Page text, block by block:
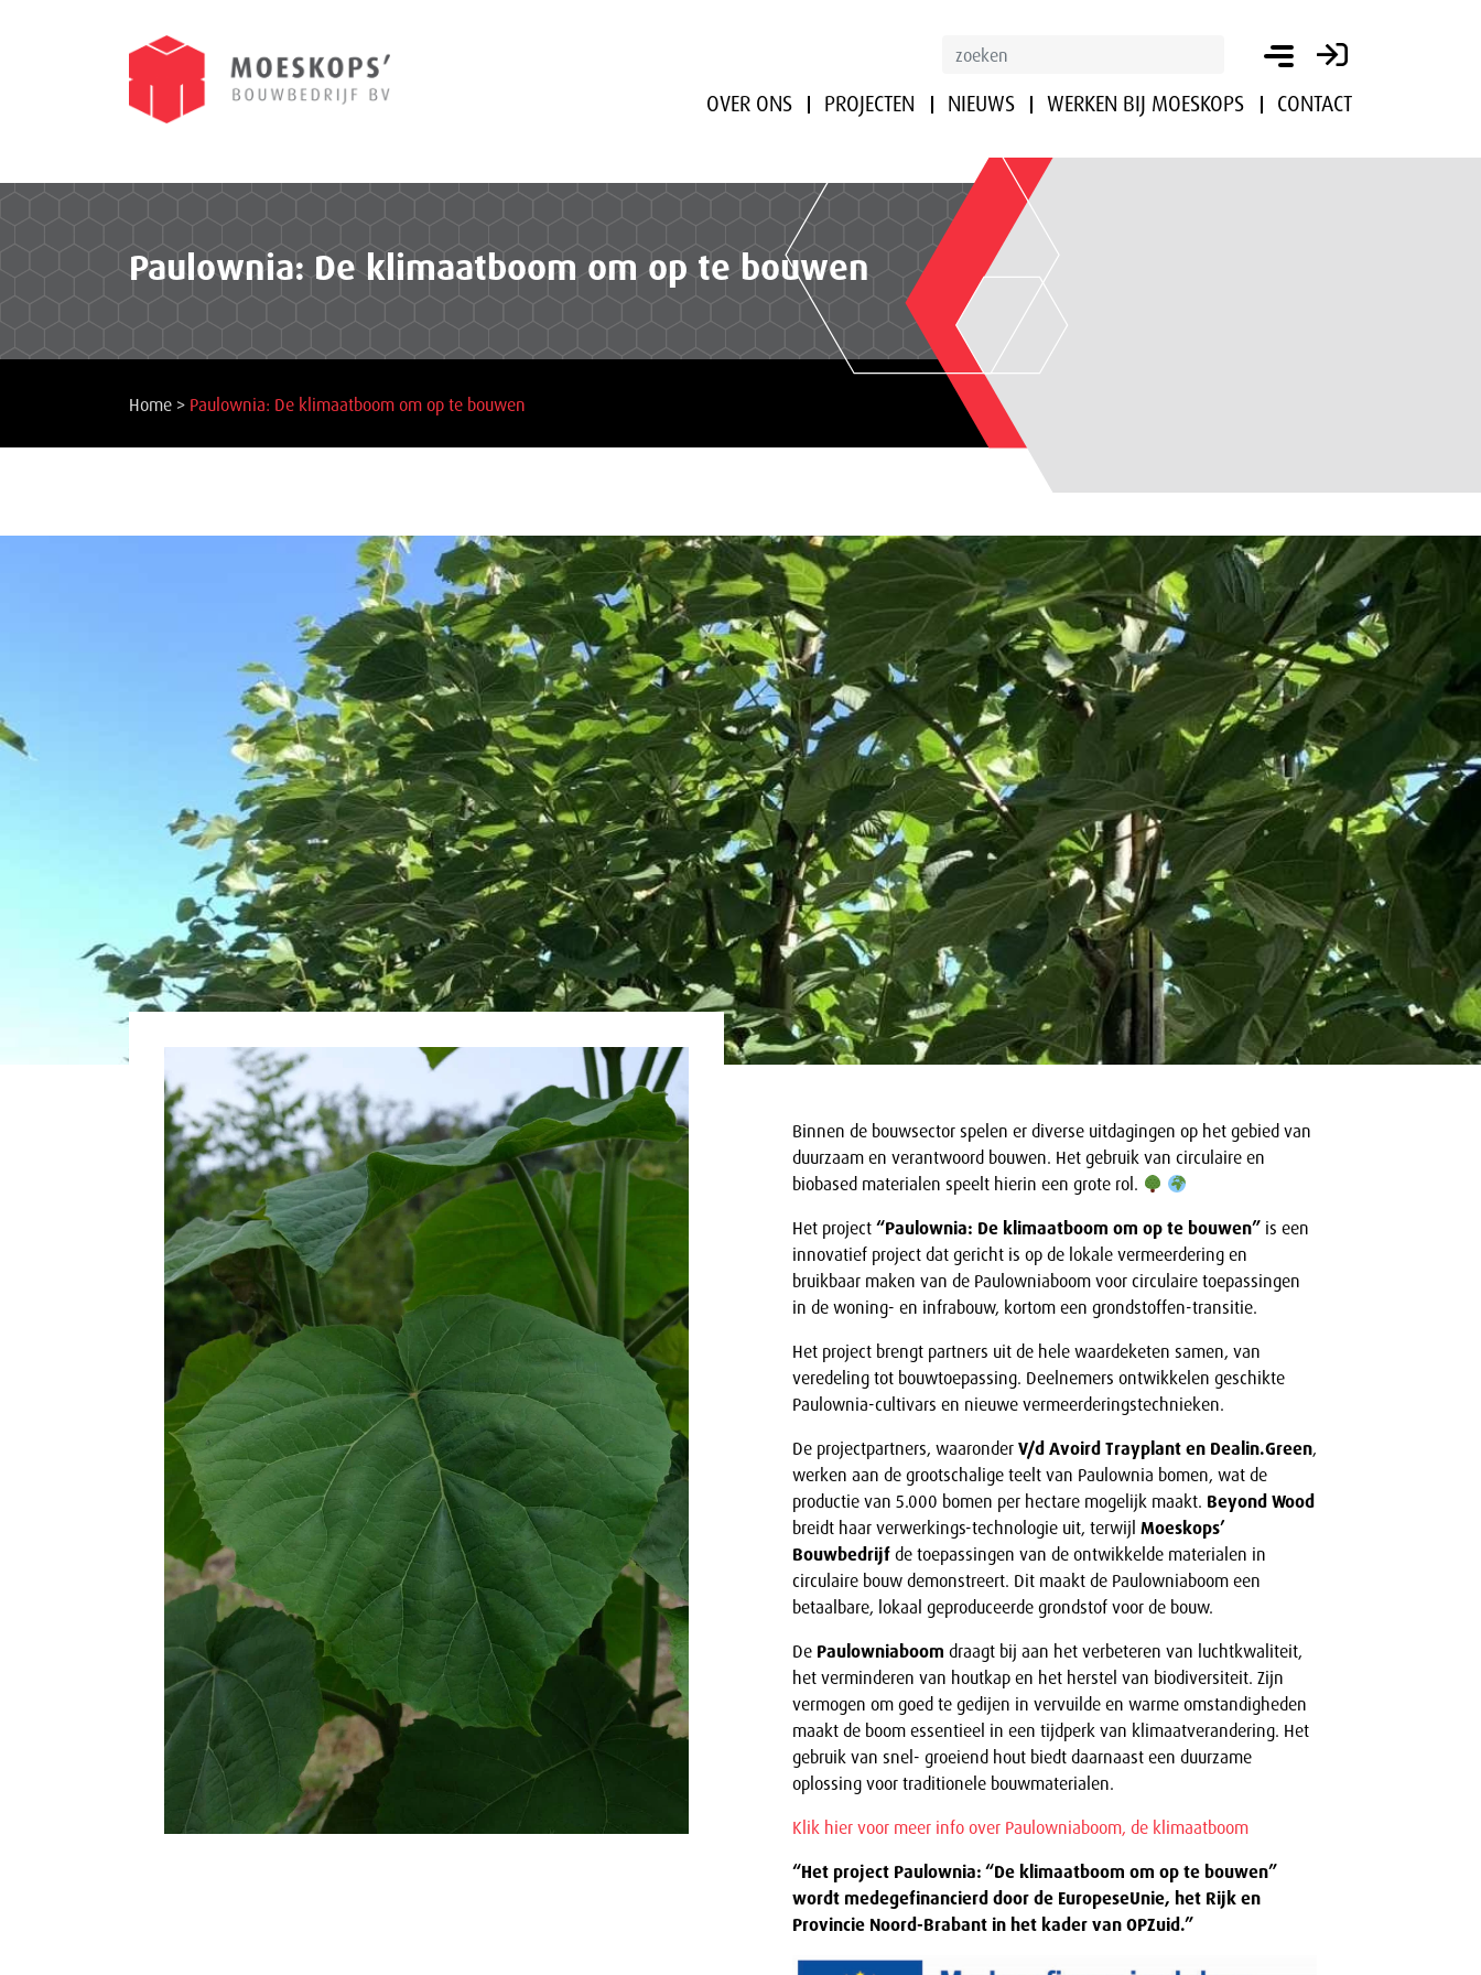
OVER ONS PROJECTEN NIEUWS WERKEN BIJ MOESKOPS CONTACT
Paulownia: De klimaatboom om op te bouwen
Home > Paulownia: De klimaatboom om op te bouwen
Binnen de bouwsector spelen er diverse uitdagingen op het gebied van
duurzaam en verantwoord bouwen. Het gebruik van circulaire en
biobased materialen speelt hierin een grote rol.
Het project “Paulownia: De klimaatboom om op te bouwen” is een
innovatief project dat gericht is op de lokale vermeerdering en
bruikbaar maken van de Paulowniaboom voor circulaire toepassingen
in de woning- en infrabouw, kortom een grondstoffen-transitie.
Het project brengt partners uit de hele waardeketen samen, van
veredeling tot bouwtoepassing. Deelnemers ontwikkelen geschikte
Paulownia-cultivars en nieuwe vermeerderingstechnieken.
De projectpartners, waaronder V/d Avoird Trayplant en Dealin.Green,
werken aan de grootschalige teelt van Paulownia bomen, wat de
productie van 5.000 bomen per hectare mogelijk maakt. Beyond Wood
breidt haar verwerkings-technologie uit, terwijl Moeskops’
Bouwbedrijf de toepassingen van de ontwikkelde materialen in
circulaire bouw demonstreert. Dit maakt de Paulowniaboom een
betaalbare, lokaal geproduceerde grondstof voor de bouw.
De Paulowniaboom draagt bij aan het verbeteren van luchtkwaliteit,
het verminderen van houtkap en het herstel van biodiversiteit. Zijn
vermogen om goed te gedijen in vervuilde en warme omstandigheden
maakt de boom essentieel in een tijdperk van klimaatverandering. Het
gebruik van snel- groeiend hout biedt daarnaast een duurzame
oplossing voor traditionele bouwmaterialen.
Klik hier voor meer info over Paulowniaboom, de klimaatboom
“Het project Paulownia: “De klimaatboom om op te bouwen”
wordt medegefinancierd door de EuropeseUnie, het Rijk en
Provincie Noord-Brabant in het kader van OPZuid.”